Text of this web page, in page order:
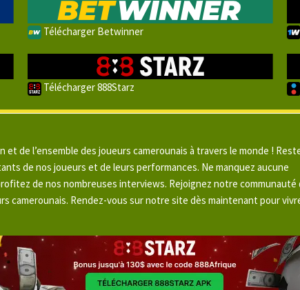
Télécharger Betwinner
Télécharger 888Starz
de l’ensemble des joueurs camerounais à travers le monde !
de nos joueurs et de leurs performances. Ne manquez aucune
de nos nombreuses interviews. Rejoignez notre communauté
camerounais. Rendez-vous sur notre site dès maintenant pour